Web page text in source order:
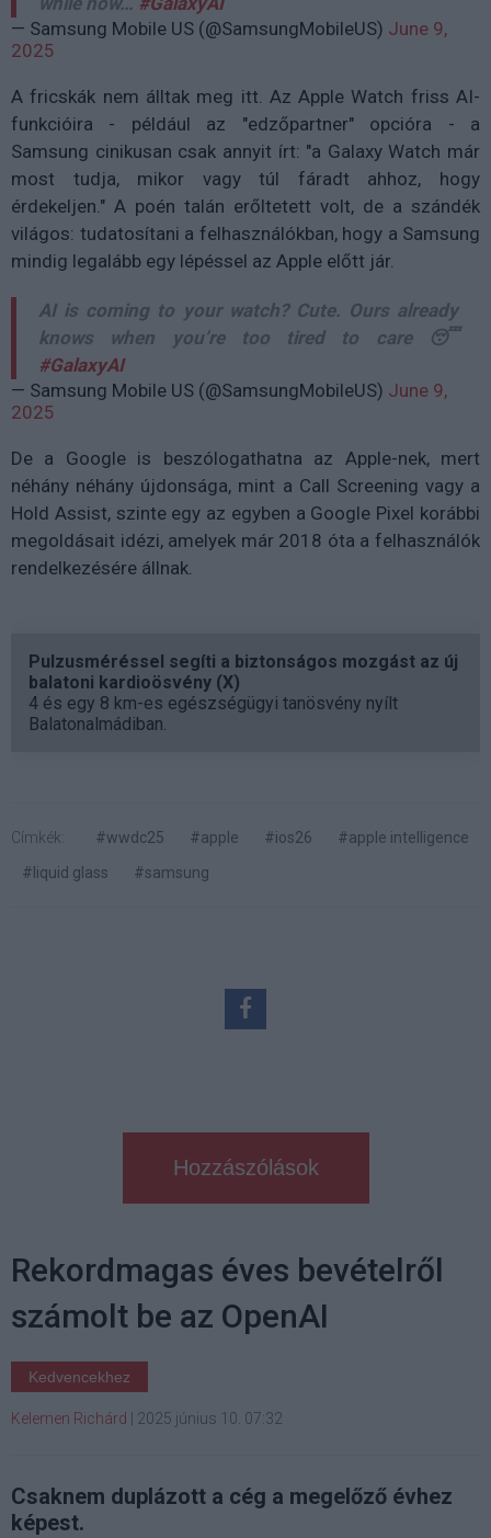
— Samsung Mobile US (@SamsungMobileUS) June 9,
2025
A fricskák nem álltak meg itt. Az Apple Watch friss AI-
funkcióira - például az "edzőpartner" opcióra - a
Samsung cinikusan csak annyit írt: "a Galaxy Watch már
most tudja, mikor vagy túl fáradt ahhoz, hogy
érdekeljen." A poén talán erőltetett volt, de a szándék
világos: tudatosítani a felhasználókban, hogy a Samsung
mindig legalább egy lépéssel az Apple előtt jár.
AI is coming to your watch? Cute. Ours already
knows when you’re too tired to care 😴
#GalaxyAI
— Samsung Mobile US (@SamsungMobileUS) June 9,
2025
De a Google is beszólogathatna az Apple-nek, mert
néhány néhány újdonsága, mint a Call Screening vagy a
Hold Assist, szinte egy az egyben a Google Pixel korábbi
megoldásait idézi, amelyek már 2018 óta a felhasználók
rendelkezésére állnak.
Pulzusméréssel segíti a biztonságos mozgást az új
balatoni kardioösvény (X)
4 és egy 8 km-es egészségügyi tanösvény nyílt
Balatonalmádiban.
Címkék: #wwdc25 #apple #ios26
#apple intelligence
#liquid glass
#samsung
Hozzászólások
Rekordmagas éves bevételről
számolt be az OpenAI
Kedvencekhez
Kelemen Richárd 2025 június 10. 07:32
Csaknem duplázott a cég a megelőző évhez
képest.